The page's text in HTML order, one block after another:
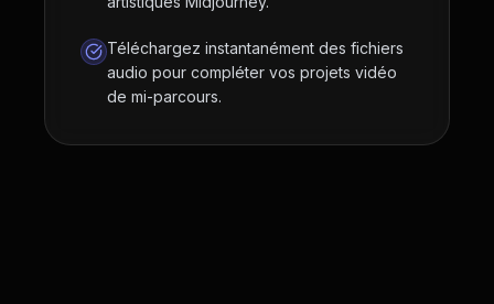
Téléchargez instantanément des fichiers
audio pour compléter vos projets vidéo
de mi-parcours.